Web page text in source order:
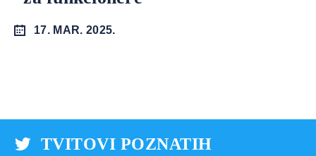
17. MAR. 2025.
TVITOVI POZNATIH